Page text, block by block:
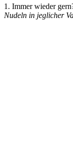
1. Immer wieder
Nudeln in jeglicher